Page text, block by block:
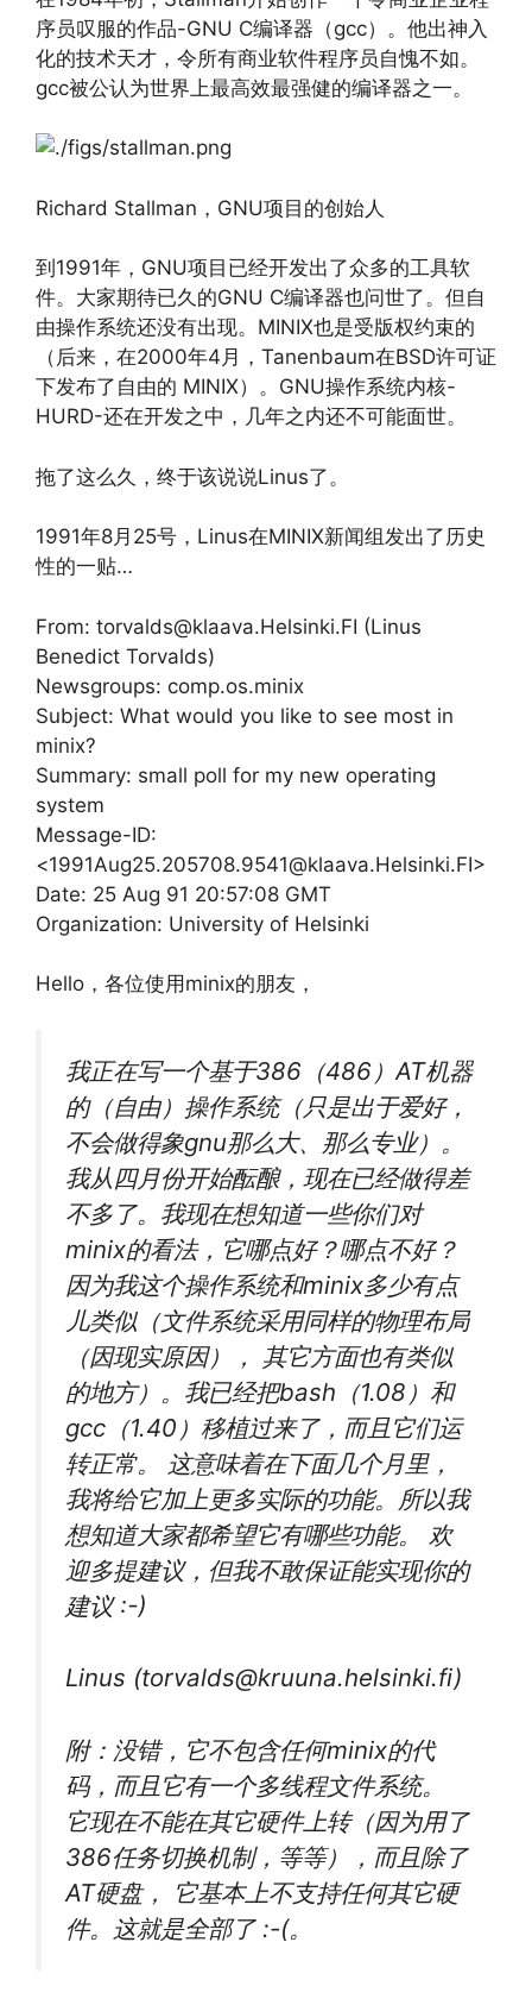
序员叹服的作品-GNU C编译器（gcc）。他出神入
化的技术天才，令所有商业软件程序员自愧不如。
gcc被公认为世界上最高效最强健的编译器之一。
Richard Stallman，GNU项目的创始人
到1991年，GNU项目已经开发出了众多的工具软
件。大家期待已久的GNU C编译器也问世了。但自
由操作系统还没有出现。MINIX也是受版权约束的
（后来，在2000年4月，Tanenbaum在BSD许可证
下发布了自由的 MINIX）。GNU操作系统内核-
HURD-还在开发之中，几年之内还不可能面世。
拖了这么久，终于该说说Linus了。
1991年8月25号，Linus在MINIX新闻组发出了历史
性的一贴…
From: torvalds@klaava.Helsinki.FI (Linus
Benedict Torvalds)
Newsgroups: comp.os.minix
Subject: What would you like to see most in
minix?
Summary: small poll for my new operating
system
Message-ID:
<1991Aug25.205708.9541@klaava.Helsinki.FI>
Date: 25 Aug 91 20:57:08 GMT
Organization: University of Helsinki
Hello，各位使用minix的朋友，
我正在写一个基于386（486）AT机器
的（自由）操作系统（只是出于爱好，
不会做得象gnu那么大、那么专业）。
我从四月份开始酝酿，现在已经做得差
不多了。我现在想知道一些你们对
minix的看法，它哪点好？哪点不好？
因为我这个操作系统和minix多少有点
儿类似（文件系统采用同样的物理布局
（因现实原因）， 其它方面也有类似
的地方）。我已经把bash（1.08）和
gcc（1.40）移植过来了，而且它们运
转正常。 这意味着在下面几个月里，
我将给它加上更多实际的功能。所以我
想知道大家都希望它有哪些功能。 欢
迎多提建议，但我不敢保证能实现你的
建议 :-)
Linus (torvalds@kruuna.helsinki.fi)
附：没错，它不包含任何minix的代
码，而且它有一个多线程文件系统。
它现在不能在其它硬件上转（因为用了
386任务切换机制，等等），而且除了
AT硬盘， 它基本上不支持任何其它硬
件。这就是全部了 :-(。